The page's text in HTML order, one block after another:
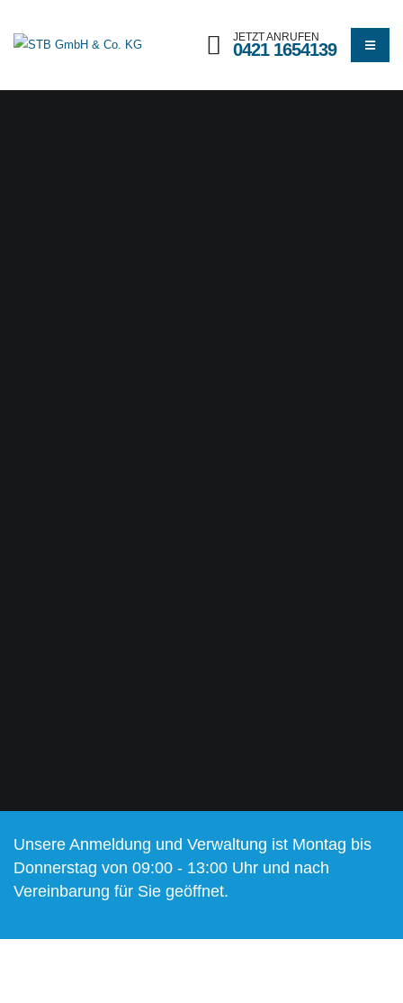
JETZT ANRUFEN
0421 1654139
Unsere Anmeldung und Verwaltung ist Montag bis
Donnerstag von 09:00 - 13:00 Uhr und nach
Vereinbarung für Sie geöffnet.